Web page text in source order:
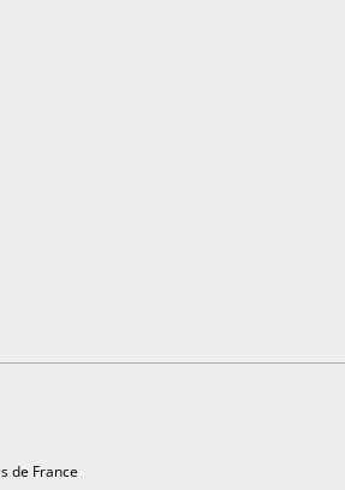
de France